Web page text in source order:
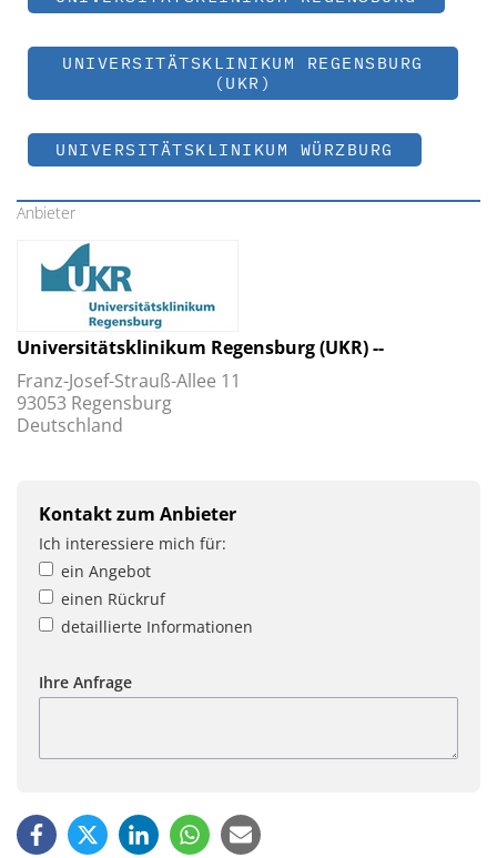
UNIVERSITÄTSKLINIKUM REGENSBURG
(UKR)
UNIVERSITÄTSKLINIKUM WÜRZBURG
Anbieter
Universitätsklinikum Regensburg (UKR) --
Franz-Josef-Strauß-Allee 11
93053 Regensburg
Deutschland
Kontakt zum Anbieter
Ich interessiere mich für:
ein Angebot
einen Rückruf
detaillierte Informationen
Ihre Anfrage